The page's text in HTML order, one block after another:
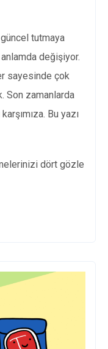
tutmaya
değişiyor.
sayesinde çok
Son zamanlarda
Bu yazı
dört gözle